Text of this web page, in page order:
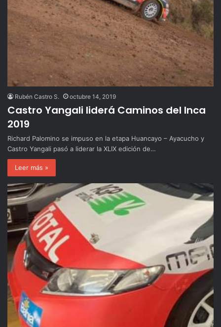
Rubén Castro S. octubre 14, 2019
Castro Yangali liderá Caminos del Inca
2019
Richard Palomino se impuso en la etapa Huancayo – Ayacucho y
Castro Yangali pasó a liderar la XLIX edición de…
Leer más »